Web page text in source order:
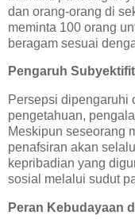
dan orang-orang di
meminta 100 orang
beragam sesuai
Pengaruh
Persepsi dipengaruhi
pengetahuan,
Meskipun seseorang
penafsiran akan
kepribadian yang
sosial melalui sudut
Peran Kebudayaan